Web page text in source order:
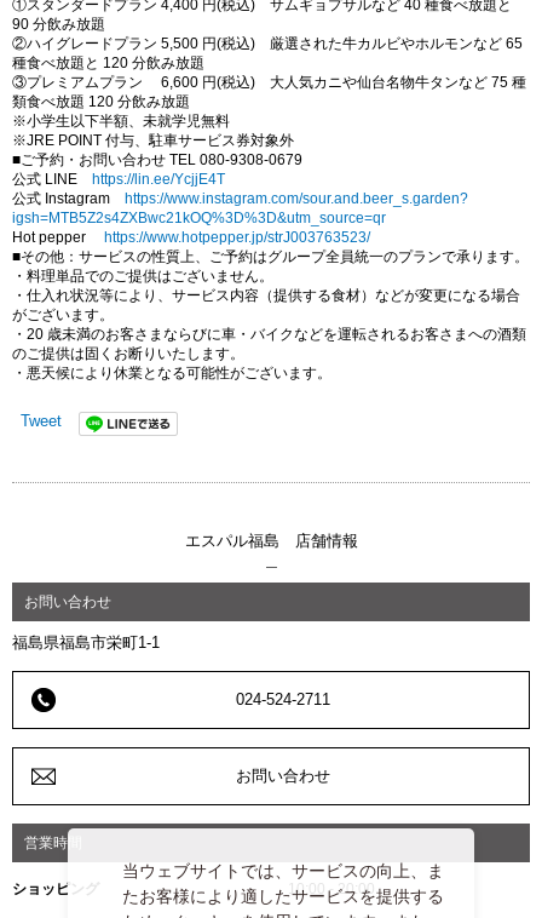
①スタンダードプラン 4,400 円(税込) サムギョプサルなど 40 種食べ放題と
90 分飲み放題
②ハイグレードプラン 5,500 円(税込) 厳選された牛カルビやホルモンなど 65
種食べ放題と 120 分飲み放題
③プレミアムプラン 6,600 円(税込) 大人気カニや仙台名物牛タンなど 75 種
類食べ放題 120 分飲み放題
※小学生以下半額、未就学児無料
※JRE POINT 付与、駐車サービス券対象外
■ご予約・お問い合わせ TEL 080-9308-0679
公式 LINE https://lin.ee/YcjjE4T
公式 Instagram https://www.instagram.com/sour.and.beer_s.garden?
igsh=MTB5Z2s4ZXBwc21kOQ%3D%3D&utm_source=qr
Hot pepper https://www.hotpepper.jp/strJ003763523/
■その他：サービスの性質上、ご予約はグループ全員統一のプランで承ります。
・料理単品でのご提供はございません。
・仕入れ状況等により、サービス内容（提供する食材）などが変更になる場合
がございます。
・20 歳未満のお客さまならびに車・バイクなどを運転されるお客さまへの酒類
のご提供は固くお断りいたします。
・悪天候により休業となる可能性がございます。
Tweet
エスパル福島 店舗情報
お問い合わせ
福島県福島市栄町1-1
024-524-2711
お問い合わせ
営業時間
ショッピング 10:00 - 20:00
当ウェブサイトでは、サービスの向上、ま
たお客様により適したサービスを提供する